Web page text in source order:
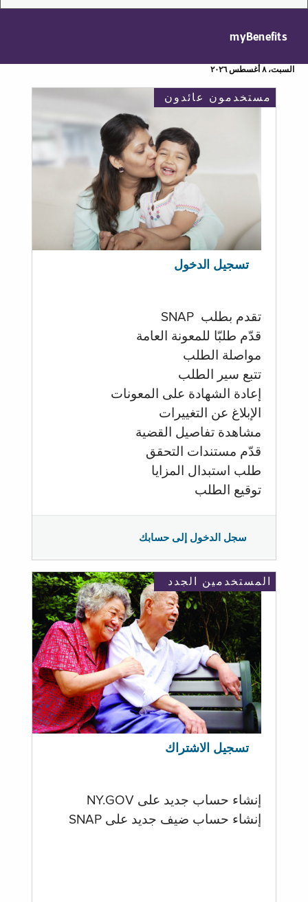
myBenefits
السبت، ٨ أغسطس ٢٠٢٦
مستخدمون عائدون
تسجيل الدخول
تقدم بطلب SNAP
قدّم طلبّا للمعونة العامة
مواصلة الطلب
تتبع سير الطلب
إعادة الشهادة على المعونات
الإبلاغ عن التغييرات
مشاهدة تفاصيل القضية
قدّم مستندات التحقق
طلب استبدال المزايا
توقيع الطلب
سجل الدخول إلى حسابك
المستخدمين الجدد
تسجيل الاشتراك
إنشاء حساب جديد على NY.GOV
إنشاء حساب ضيف جديد على SNAP